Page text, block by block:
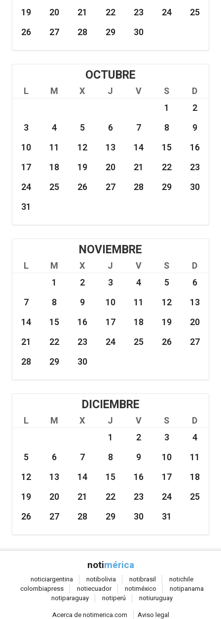
19
20 21 22 23 24
25
26
27 28 29 30
OCTUBRE
L M X J V S
D
1
2
3
4 5 6 7 8
9
10
11 12 13 14 15
16
17
18 19 20 21 22
23
24
25 26 27 28 29
30
31
NOVIEMBRE
L M X J V S
D
1
2 3 4 5
6
7
8 9 10 11 12
13
14
15 16 17 18 19
20
21
22 23 24 25 26
27
28
29 30
DICIEMBRE
L M X J V S
D
1
2 3
4
5
6 7 8 9 10
11
12
13 14 15 16 17
18
19
20 21 22 23 24
25
26
27 28 29 30 31
notimérica
noticiargentina notibolivia notibrasil notichile
colombiapress notiecuador notiméxico notipanama
notiparaguay notiperú notiuruguay
Acerca de notimerica.com
Aviso legal